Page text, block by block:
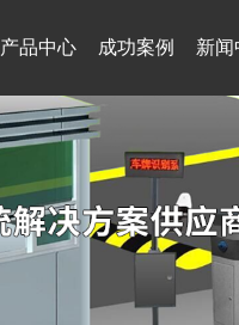
产品中心 成功案例 新闻